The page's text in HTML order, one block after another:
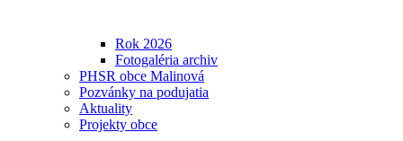
Rok 2026
Fotogaléria archiv
PHSR obce Malinová
Pozvánky na podujatia
Aktuality
Projekty obce